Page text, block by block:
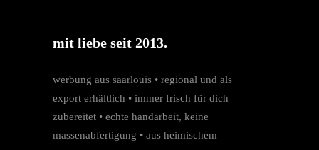
mit liebe seit 2013.
werbung aus saarlouis • regio­nal und als
export erhältlich • immer frisch für dich
zubereitet • echte hand­arbeit, keine
massen­­abfertigung • aus heimischem